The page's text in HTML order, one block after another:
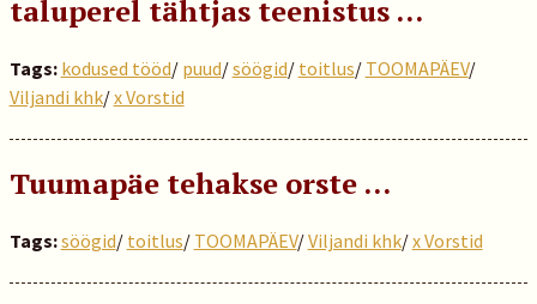
taluperel tähtjas teenistus …
Tags: kodused tööd/ puud/söögid/ toitlus/ TOOMAPÄEV/
Viljandi khk/x Vorstid
Tuumapäe tehakse orste ...
Tags:söögid/ toitlus/ TOOMAPÄEV/Viljandi khk/x Vorstid